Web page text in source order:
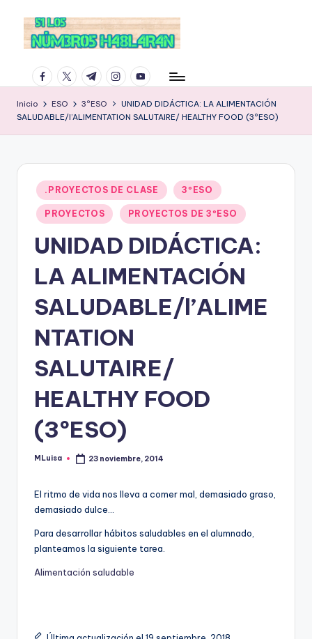
facebook.com
twitter.com
t.me instagram.com
youtube.com
Inicio ESO 3ºESO
UNIDAD DIDÁCTICA: LA ALIMENTACIÓN
SALUDABLE/l’ALIMENTATION SALUTAIRE/ HEALTHY FOOD (3ºESO)
Publicado
en
.PROYECTOS DE CLASE 3ºESO
PROYECTOS PROYECTOS DE 3ºESO
UNIDAD DIDÁCTICA:
LA ALIMENTACIÓN
SALUDABLE/l’ALIME
NTATION
SALUTAIRE/
HEALTHY FOOD
(3ºESO)
Publicado
MLuisa 23 noviembre, 2014
El ritmo de vida nos lleva a comer mal, demasiado graso,
demasiado dulce…
Para desarrollar hábitos saludables en el alumnado,
planteamos la siguiente tarea.
Alimentación saludable